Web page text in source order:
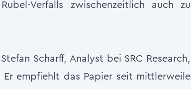
Verfalls zwischenzeitlich auch zu
Scharff, Analyst bei SRC Research,
empfiehlt das Papier seit mittlerweile